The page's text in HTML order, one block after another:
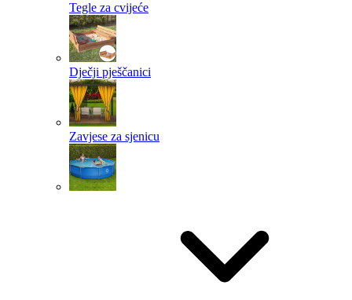
Tegle za cvijeće
Dječji pješčanici
Zavjese za sjenicu